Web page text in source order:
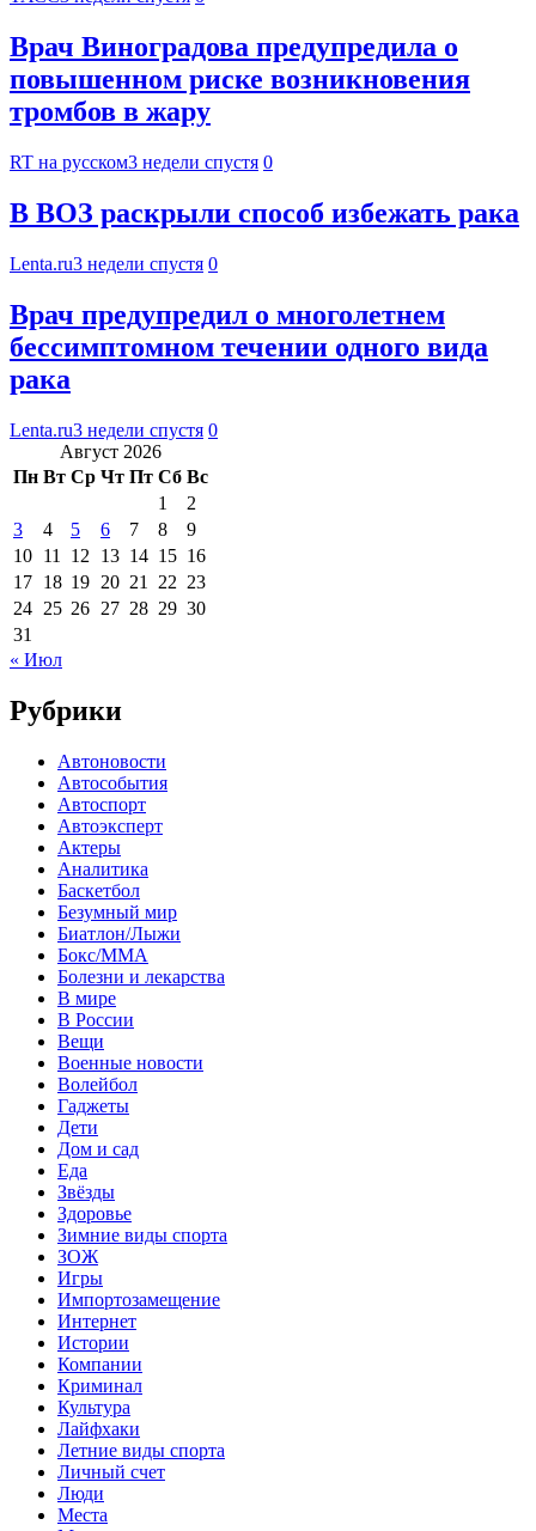
Врач Виноградова предупредила о
повышенном риске возникновения
тромбов в жару
RT на русском3 недели спустя 0
В ВОЗ раскрыли способ избежать рака
Lenta.ru3 недели спустя 0
Врач предупредил о многолетнем
бессимптомном течении одного вида
рака
Lenta.ru3 недели спустя 0
Август 2026
Пн Вт Ср Чт Пт Сб Вс
1
2
3
4 5 6 7 8
9
10 11 12 13 14 15 16
17 18 19 20 21 22 23
24 25 26 27 28 29 30
31
« Июл
Рубрики
Автоновости
Автособытия
Автоспорт
Автоэксперт
Актеры
Аналитика
Баскетбол
Безумный мир
Биатлон/Лыжи
Бокс/MMA
Болезни и лекарства
В мире
В России
Вещи
Военные новости
Волейбол
Гаджеты
Дети
Дом и сад
Еда
Звёзды
Здоровье
Зимние виды спорта
ЗОЖ
Игры
Импортозамещение
Интернет
Истории
Компании
Криминал
Культура
Лайфхаки
Летние виды спорта
Личный счет
Люди
Места